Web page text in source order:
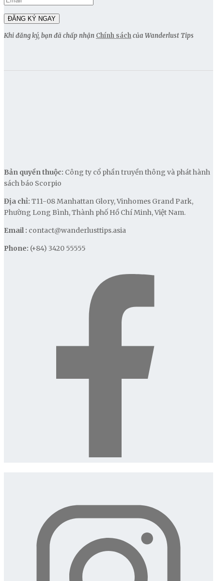
Khi đăng ký, bạn đã chấp nhận Chính sáchcủa Wanderlust Tips
Bản quyền thuộc: Công ty cổ phần truyền thông và phát hành
sách báo Scorpio
Địa chỉ: T11-08 Manhattan Glory, Vinhomes Grand Park,
Phường Long Bình, Thành phố Hồ Chí Minh, Việt Nam.
Email : contact@wanderlusttips.asia
Phone: (+84) 3420 55555